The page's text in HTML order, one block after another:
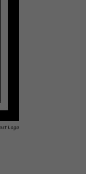
Logo